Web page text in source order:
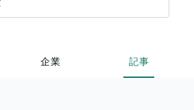
企業 記事